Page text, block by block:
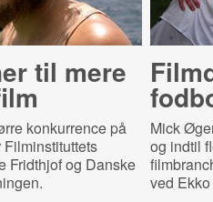
til mere
konkurrence på
Fridthjof og Danske
Mick
og indtil
ved